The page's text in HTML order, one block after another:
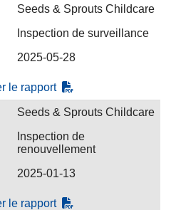
Seeds & Sprouts Childcare
Inspection de surveillance
2025-05-28
le rapport
Seeds & Sprouts Childcare
Inspection de
renouvellement
2025-01-13
le rapport